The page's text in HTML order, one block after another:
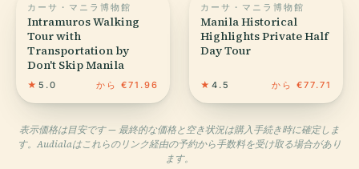
カーサ・マニラ博物館
Intramuros Walking
Tour with
Transportation by
Don't Skip Manila
★ 5.0 から €71.96
カーサ・マニラ博物館
Manila Historical
Highlights Private Half
Day Tour
★ 4.5 から €77.71
表示価格は目安です — 最終的な価格と空き状況は購入手続き時に確定しま
す。Audialaはこれらのリンク経由の予約から手数料を受け取る場合があり
ます。